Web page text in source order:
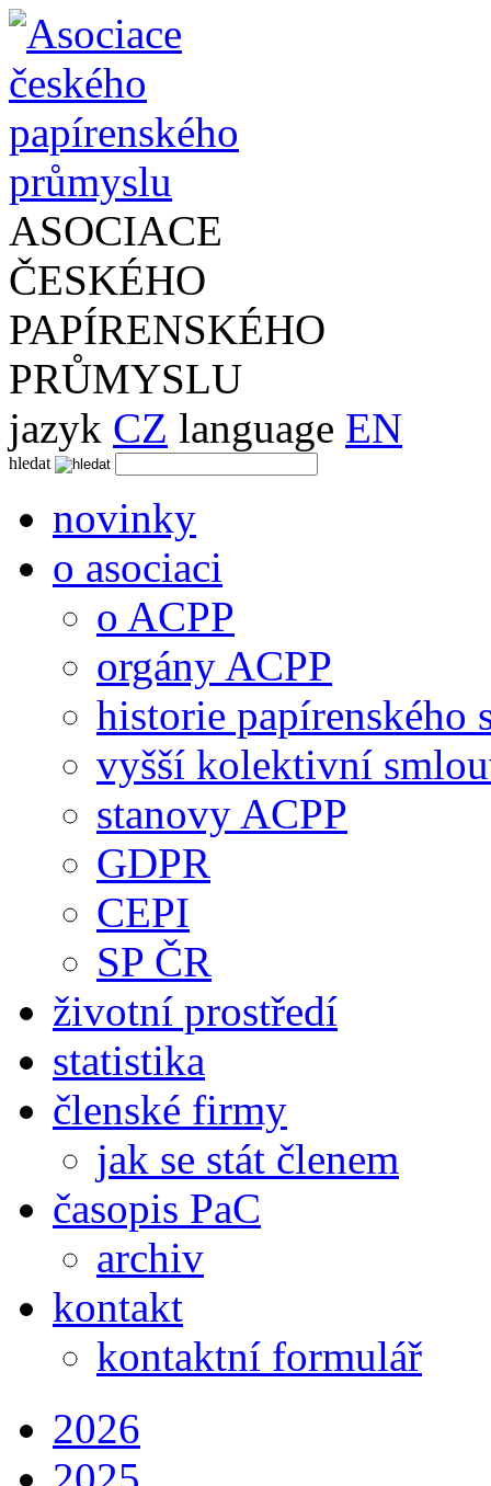
ASOCIACE
ČESKÉHO
PAPÍRENSKÉHO
PRŮMYSLU
jazyk CZ language EN
hledat
novinky
o asociaci
o ACPP
orgány ACPP
historie papírenského
vyšší kolektivní
stanovy ACPP
GDPR
CEPI
SP ČR
životní prostředí
statistika
členské firmy
jak se stát členem
časopis PaC
archiv
kontakt
kontaktní formulář
2026